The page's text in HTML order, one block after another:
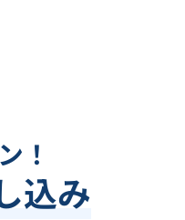
！
込み